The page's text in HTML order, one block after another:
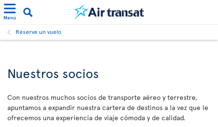
Menú
Reserve un vuelo
Nuestros socios
Con nuestros muchos socios de transporte aéreo y terrestre,
apuntamos a expandir nuestra cartera de destinos a la vez que le
ofrecemos una experiencia de viaje cómoda y de calidad.